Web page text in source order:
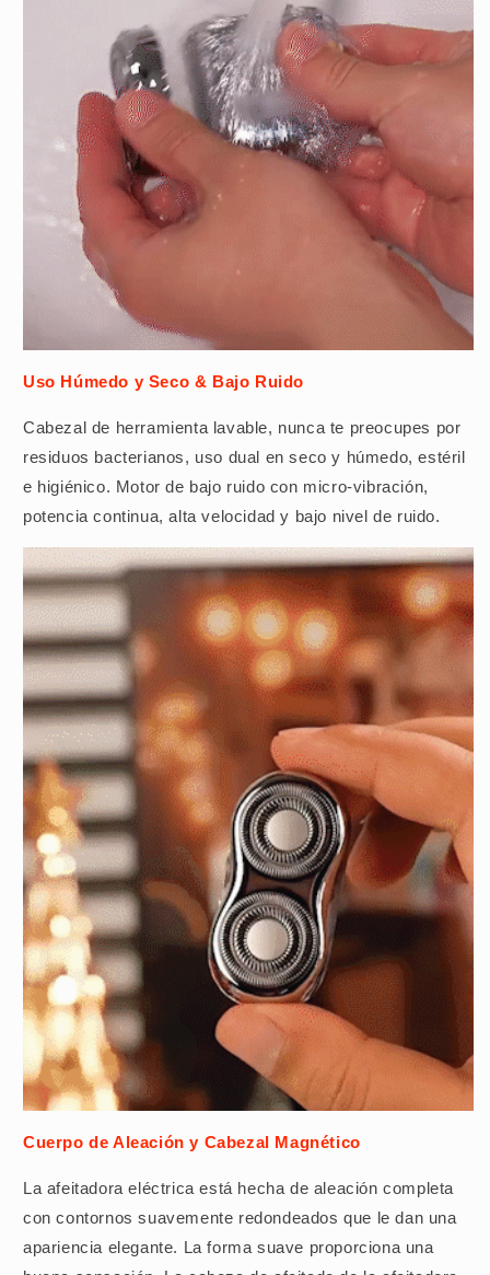
Uso Húmedo y Seco & Bajo Ruido
Cabezal de herramienta lavable, nunca te preocupes por
residuos bacterianos, uso dual en seco y húmedo, estéril
e higiénico. Motor de bajo ruido con micro-vibración,
potencia continua, alta velocidad y bajo nivel de ruido.
Cuerpo de Aleación y Cabezal Magnético
La afeitadora eléctrica está hecha de aleación completa
con contornos suavemente redondeados que le dan una
apariencia elegante. La forma suave proporciona una